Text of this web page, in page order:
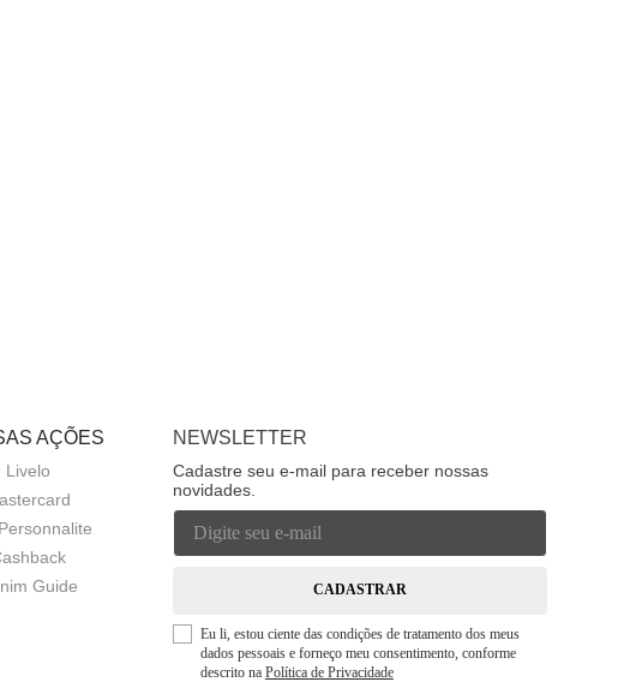
AÇÕES
Livelo
Guide
NEWSLETTER
Cadastre seu e-mail para receber nossas
novidades.
CADASTRAR
Eu li, estou ciente das condições de tratamento dos meus
dados pessoais e forneço meu consentimento, conforme
descrito na Política de Privacidade